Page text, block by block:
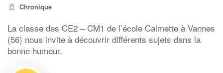
Chronique
La classe des CE2 – CM1 de l’école Calmette à Vannes
(56) nous invite à découvrir différents sujets dans la
bonne humeur.